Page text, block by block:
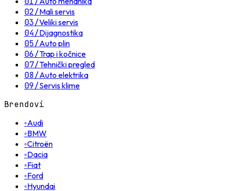
02/Mali servis
03/Veliki servis
04/Dijagnostika
05/Auto plin
06/Trap i kočnice
07/Tehnički pregled
08/Auto elektrika
09/Servis klime
Brendovi
◦Audi
◦BMW
◦Citroën
◦Dacia
◦Fiat
◦Ford
◦Hyundai